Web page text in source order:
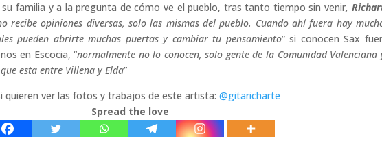
familia y a la pregunta de cómo ve el pueblo, tras tanto tiempo sin venir,
recibe opiniones diversas, solo las mismas del pueblo. Cuando ahí fuera hay
pueden abrirte muchas puertas y cambiar tu pensamiento” si conocen Sax
en Escocia, “normalmente no lo conocen, solo gente de la Comunidad Valenciana
esta entre Villena y Elda”
quieren ver las fotos y trabajos de este artista: @gitaricharte
Spread the love